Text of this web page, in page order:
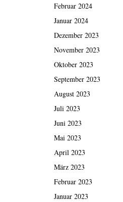
Februar 2024
Januar 2024
Dezember 2023
November 2023
Oktober 2023
September 2023
August 2023
Juli 2023
Juni 2023
Mai 2023
April 2023
März 2023
Februar 2023
Januar 2023